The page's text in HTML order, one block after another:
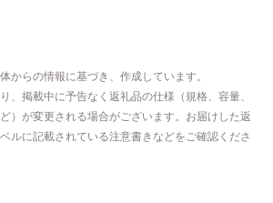
からの情報に基づき、作成しています。
、掲載中に予告なく返礼品の仕様（規格、容量、
）が変更される場合がございます。お届けした返
ルに記載されている注意書きなどをご確認くださ